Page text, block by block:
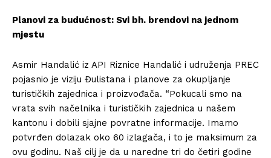
Planovi za budućnost: Svi bh. brendovi na jednom
mjestu
Asmir Handalić iz API Riznice Handalić i udruženja PREC
pojasnio je viziju Đulistana i planove za okupljanje
turističkih zajednica i proizvođača. “Pokucali smo na
vrata svih načelnika i turističkih zajednica u našem
kantonu i dobili sjajne povratne informacije. Imamo
potvrđen dolazak oko 60 izlagača, i to je maksimum za
ovu godinu. Naš cilj je da u naredne tri do četiri godine